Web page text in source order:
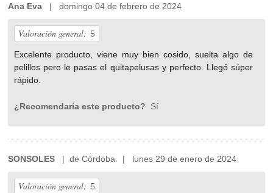
Ana Eva | domingo 04 de febrero de 2024
Valoración general: 5
Excelente producto, viene muy bien cosido, suelta algo de
pelillos pero le pasas el quitapelusas y perfecto. Llegó súper
rápido.
¿Recomendaría este producto? Sí
SONSOLES | de Córdoba | lunes 29 de enero de 2024
Valoración general: 5